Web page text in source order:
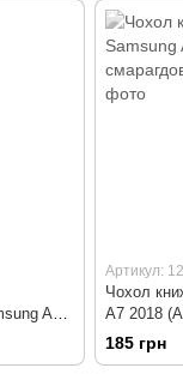
A7
Spy
Артикул:
Чохол
A7 2018
185 грн